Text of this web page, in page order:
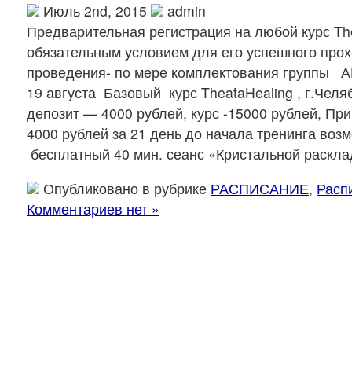
Июль 2nd, 2015
admin
Предварительная регистрация на любой курс
обязательным условием для его успешного
проведения- по мере комплектования группы
19 августа Базовый курс TheataHealing ,
депозит — 4000 рублей, курс -15000 рублей,
4000 рублей за 21 день до начала тренинга
бесплатный 40 мин. сеанс «Кристальной
Опубликовано в рубрике РАСПИСАНИЕ,
Комментариев нет »